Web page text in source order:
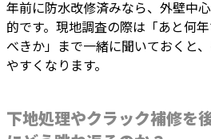
年前に防水改修済みなら、外壁中
的です。現地調査の際は「あと何
べきか」まで一緒に聞いておくと
やすくなります。
下地処理やクラック補修を